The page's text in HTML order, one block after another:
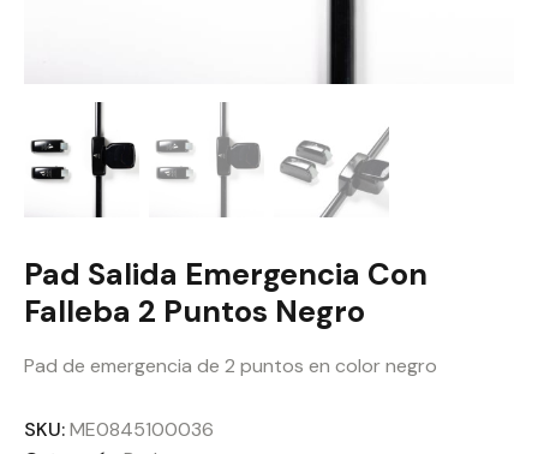
Pad Salida Emergencia Con
Falleba 2 Puntos Negro
Pad de emergencia de 2 puntos en color negro
SKU:ME0845100036